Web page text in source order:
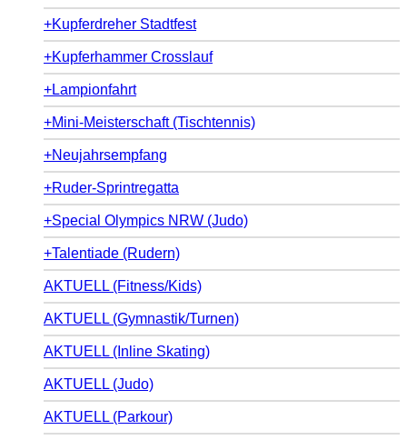
+Kupferdreher Stadtfest
+Kupferhammer Crosslauf
+Lampionfahrt
+Mini-Meisterschaft (Tischtennis)
+Neujahrsempfang
+Ruder-Sprintregatta
+Special Olympics NRW (Judo)
+Talentiade (Rudern)
AKTUELL (Fitness/Kids)
AKTUELL (Gymnastik/Turnen)
AKTUELL (Inline Skating)
AKTUELL (Judo)
AKTUELL (Parkour)